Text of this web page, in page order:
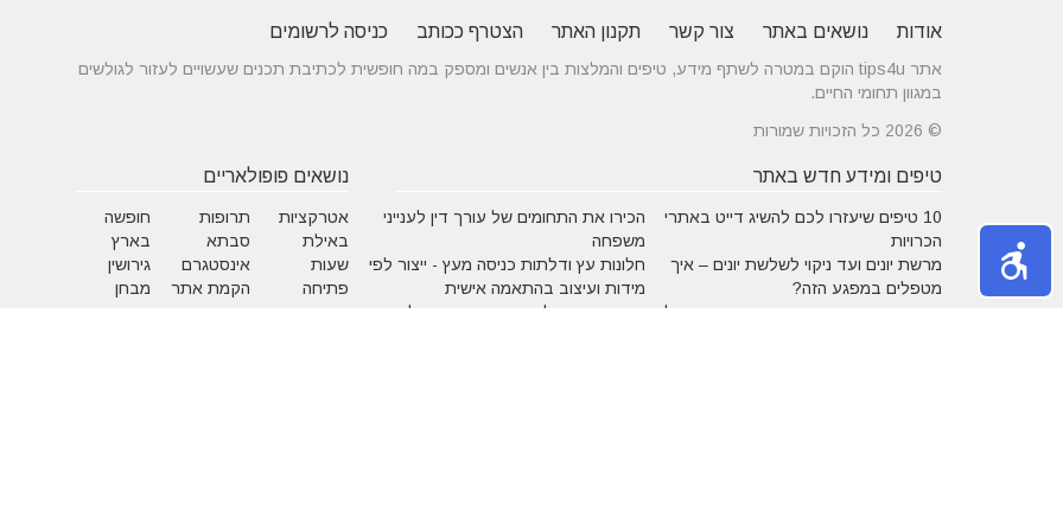
אודות נושאים באתר צור קשר תקנון האתר הצטרף ככותב כניסה לרשומים
אתר tips4u הוקם במטרה לשתף מידע, טיפים והמלצות בין אנשים ומספק במה חופשית לכתיבת תכנים שעשויים לעזור לגולשים
במגוון תחומי החיים.
© 2026 כל הזכויות שמורות
טיפים ומידע חדש באתר
10 טיפים שיעזרו לכם להשיג דייט באתרי
הכרויות
הכירו את התחומים של עורך דין לענייני
משפחה
מרשת יונים ועד ניקוי לשלשת יונים – איך
מטפלים במפגע הזה?
חלונות עץ ודלתות כניסה מעץ - ייצור לפי
מידות ועיצוב בהתאמה אישית
דקים סינטטיים במחירים הטובים בישראל
מעשנות חשמליות בדגמים מחשמלים
נושאים פופולאריים
אטרקציות
באילת
תרופות
סבתא
חופשה
בארץ
שעות
פתיחה
אינסטגרם
גירושין
הקמת אתר
מבחן